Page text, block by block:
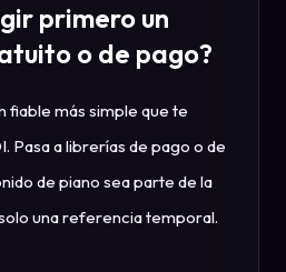
primero un
o de pago?
fiable más simple que te
Pasa a librerías de pago o de
de piano sea parte de la
una referencia temporal.